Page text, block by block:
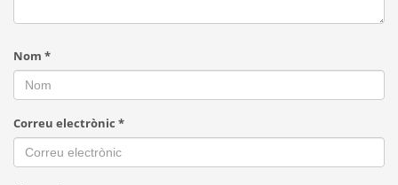
Nom *
Correu electrònic *